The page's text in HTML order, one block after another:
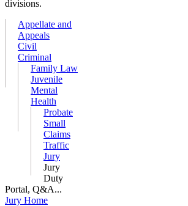
divisions.
Appellate and
Appeals
Civil
Criminal
Family Law
Juvenile
Mental
Health
Probate
Small
Claims
Traffic
Jury
Jury
Duty
Portal, Q&A...
Jury Home